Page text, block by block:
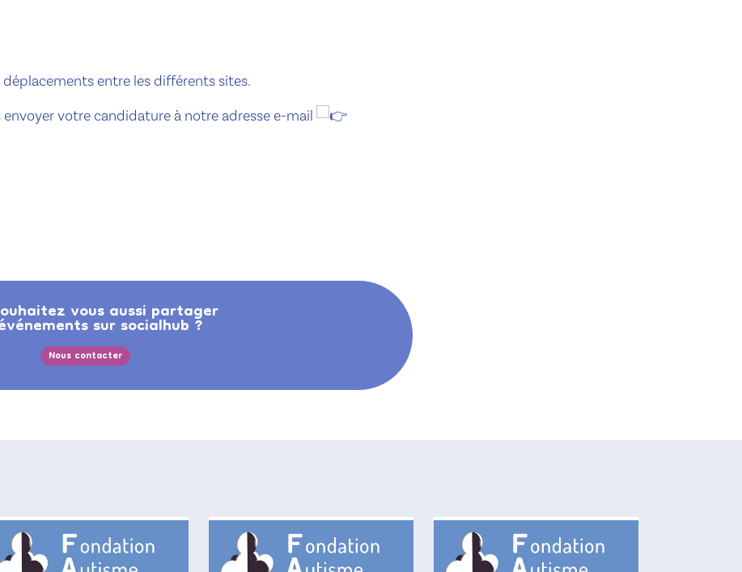
entre les différents sites.
envoyer votre candidature à notre adresse e-mail
vous aussi partager
sur socialhub ?
Nous contacter